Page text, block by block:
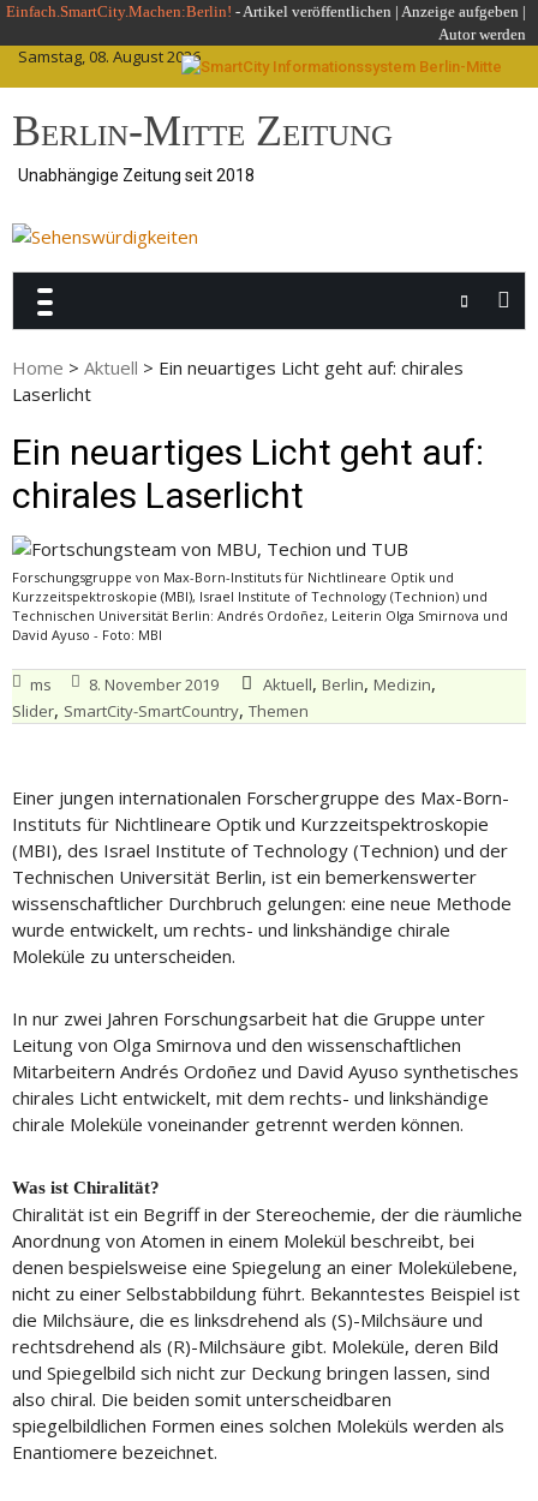
Skip
content
Einfach.SmartCity.Machen:Berlin! -Artikel veröffentlichen | Anzeige aufgeben |
Autor werden
Samstag, 08. August 2026
Berlin-Mitte Zeitung
Unabhängige Zeitung seit 2018
Home > Aktuell > Ein neuartiges Licht geht auf: chirales
Laserlicht
Ein neuartiges Licht geht auf:
chirales Laserlicht
Forschungsgruppe von Max-Born-Instituts für Nichtlineare Optik und
Kurzzeitspektroskopie (MBI), Israel Institute of Technology (Technion) und
Technischen Universität Berlin: Andrés Ordoñez, Leiterin Olga Smirnova und
David Ayuso - Foto: MBI
ms 8. November 2019 Aktuell, Berlin, Medizin,
Slider, SmartCity-SmartCountry, Themen
Einer jungen internationalen Forschergruppe des Max-Born-
Instituts für Nichtlineare Optik und Kurzzeitspektroskopie
(MBI), des Israel Institute of Technology (Technion) und der
Technischen Universität Berlin, ist ein bemerkenswerter
wissenschaftlicher Durchbruch gelungen: eine neue Methode
wurde entwickelt, um rechts- und linkshändige chirale
Moleküle zu unterscheiden.
In nur zwei Jahren Forschungsarbeit hat die Gruppe unter
Leitung von Olga Smirnova und den wissenschaftlichen
Mitarbeitern Andrés Ordoñez und David Ayuso synthetisches
chirales Licht entwickelt, mit dem rechts- und linkshändige
chirale Moleküle voneinander getrennt werden können.
Was ist Chiralität?
Chiralität ist ein Begriff in der Stereochemie, der die räumliche
Anordnung von Atomen in einem Molekül beschreibt, bei
denen bespielsweise eine Spiegelung an einer Molekülebene,
nicht zu einer Selbstabbildung führt. Bekanntestes Beispiel ist
die Milchsäure, die es linksdrehend als (S)-Milchsäure und
rechtsdrehend als (R)-Milchsäure gibt. Moleküle, deren Bild
und Spiegelbild sich nicht zur Deckung bringen lassen, sind
also chiral. Die beiden somit unterscheidbaren
spiegelbildlichen Formen eines solchen Moleküls werden als
Enantiomere bezeichnet.